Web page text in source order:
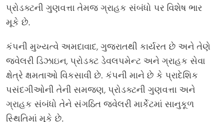
પ્રોડક્ટની ગુણવત્તા તેમજ ગ્રાહક સંબંધો પર વિશેષ ભાર
મૂકે છે.
કંપની મુખ્યત્વે અમદાવાદ, ગુજરાતથી કાર્યરત છે અને તેણે
જ્વેલરી ડિઝાઇન, પ્રોડક્ટ ડેવલપમેન્ટ અને ગ્રાહક સેવા
ક્ષેત્રે ક્ષમતાઓ વિકસાવી છે. કંપની માને છે કે પ્રાદેશિક
પસંદગીઓની તેની સમજણ, પ્રોડક્ટની ગુણવત્તા અને
ગ્રાહક સંબંધો તેને સંગઠિત જ્વેલરી માર્કેટમાં સાનુકૂળ
સ્થિતિમાં મૂકે છે.